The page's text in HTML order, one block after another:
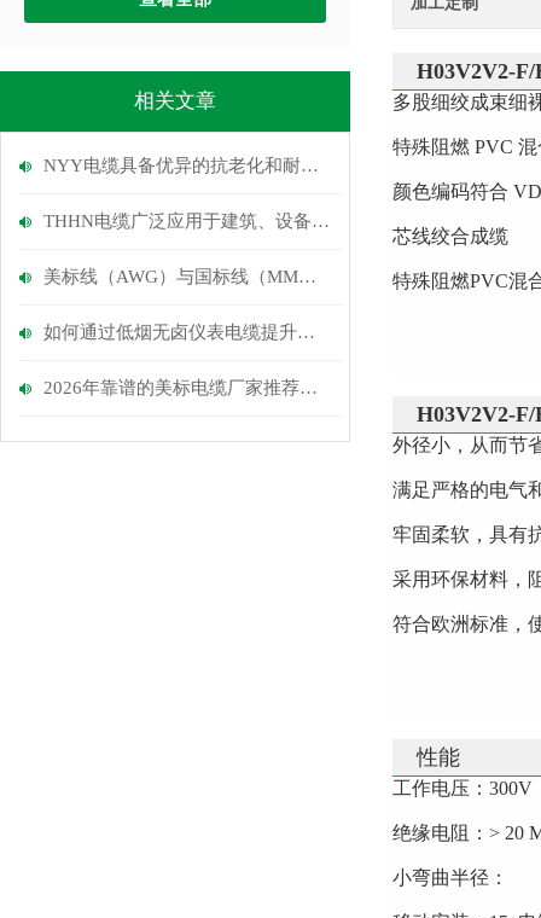
相关文章
NYY电缆具备优异的抗老化和耐磨损性能
THHN电缆广泛应用于建筑、设备与配电系统
美标线（AWG）与国标线（MM）的换算
如何通过低烟无卤仪表电缆提升建筑物的防火性能？
2026年靠谱的美标电缆厂家推荐：长期对美出口、认证齐全
H03V2V2-
多股细绞成束细
特殊阻燃 PVC
颜色编码符合
芯线绞合成缆
特殊阻燃PVC混
H03V2V2-
外径小，从而节
满足严格的电气
牢固柔软，具有
采用环保材料，
符合欧洲标准，
性能
工作电压：300V
绝缘电阻：> 20
小弯曲半径：